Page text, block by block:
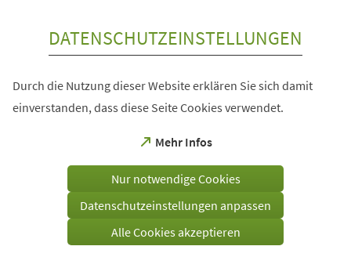
DATENSCHUTZEINSTELLUNGEN
Durch die Nutzung dieser Website erklären Sie sich damit
einverstanden, dass diese Seite Cookies verwendet.
Mehr Infos
(Öffnet
einem
Tab)
Nur notwendige Cookies
Datenschutzeinstellungen anpassen
Alle Cookies akzeptieren